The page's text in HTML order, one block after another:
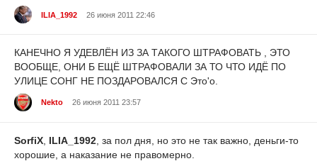
ILIA_1992 26 июня 2011 22:46
КАНЕЧНО Я УДЕВЛЁН ИЗ ЗА ТАКОГО ШТРАФОВАТЬ , ЭТО
ВООБЩЕ, ОНИ Б ЕЩЁ ШТРАФОВАЛИ ЗА ТО ЧТО ИДЁ ПО
УЛИЦЕ СОНГ НЕ ПОЗДАРОВАЛСЯ С Это'о.
Nekto 26 июня 2011 23:57
SorfiX ILIA_1992 , за пол дня, но это не так важно, деньги-то
хорошие, а наказание не правомерно.